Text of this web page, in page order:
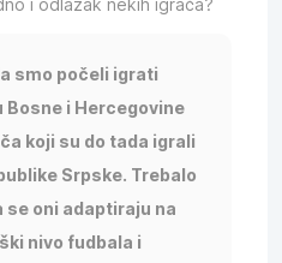
i odlazak nekih igrača?
smo počeli igrati
Bosne i Hercegovine
koji su do tada igrali
Srpske. Trebalo
se oni adaptiraju na
nivo fudbala i